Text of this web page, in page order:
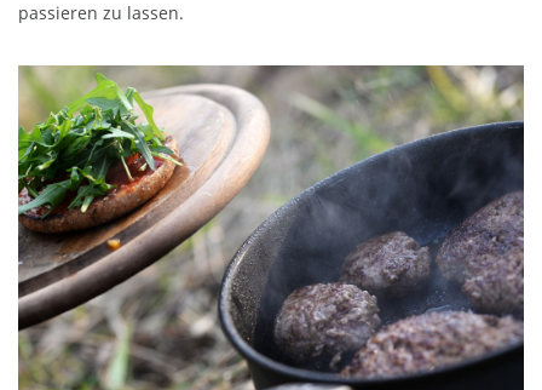
passieren zu lassen.